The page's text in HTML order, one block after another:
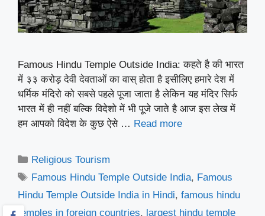
Famous Hindu Temple Outside India: कहते है की भारत
में ३३ करोड़ देवी देवताओं का वास् होता है इसीलिए हमारे देश में
धर्मिक मंदिरो को सबसे पहले पूजा जाता है लेकिन यह मंदिर सिर्फ
भारत में ही नहीं बल्कि विदेशो में भी पूजे जाते है आज इस लेख में
हम आपको विदेश के कुछ ऐसे … Read more
Categories
Religious Tourism
Tags
Famous Hindu Temple Outside India, Famous
Hindu Temple Outside India in Hindi, famous hindu
temples in foreign countries, largest hindu temple